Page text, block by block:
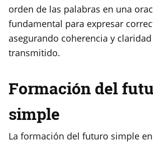
orden de las palabras en una
fundamental para expresar
asegurando coherencia y
transmitido.
Formación del
simple
La formación del futuro simple